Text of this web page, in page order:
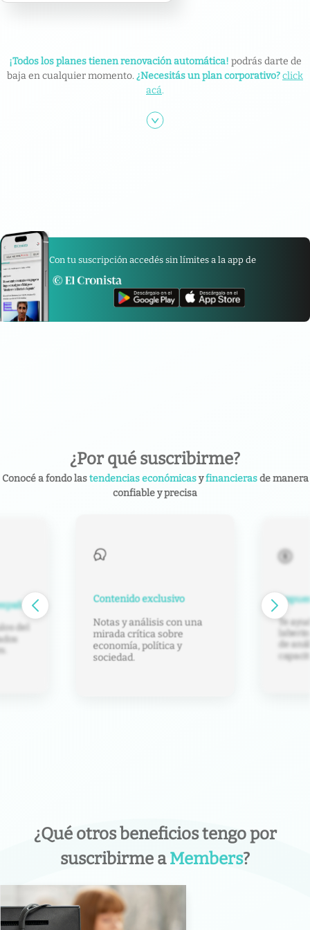
¡Todos los planes tienen renovación automática! podrás darte de
baja en cualquier momento. ¿Necesitás un plan corporativo?click
acá.
Con tu suscripción accedés sin límites a la app de
¿Por qué suscribirme?
Conocé a fondo lastendencias económicasyfinancierasde manera
confiable y precisa
del
Contenido exclusivo
Notas y análisis con una
mirada crítica sobre
economía, política y
sociedad.
Te
de
¿Qué otros beneficios tengo por
suscribirme aMembers?